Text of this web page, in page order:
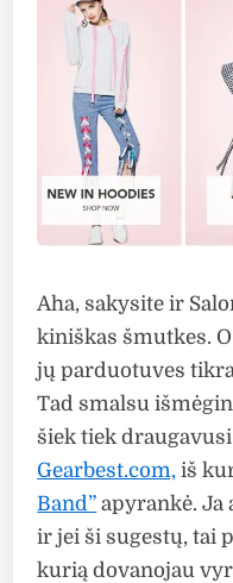
Aha, sakysite ir
kiniškas šmutkes.
jų parduotuves
Tad smalsu
šiek tiek
Gearbest.com, iš
Band” apyrankė. Ja
ir jei ši sugestų, tai
kurią dovanojau